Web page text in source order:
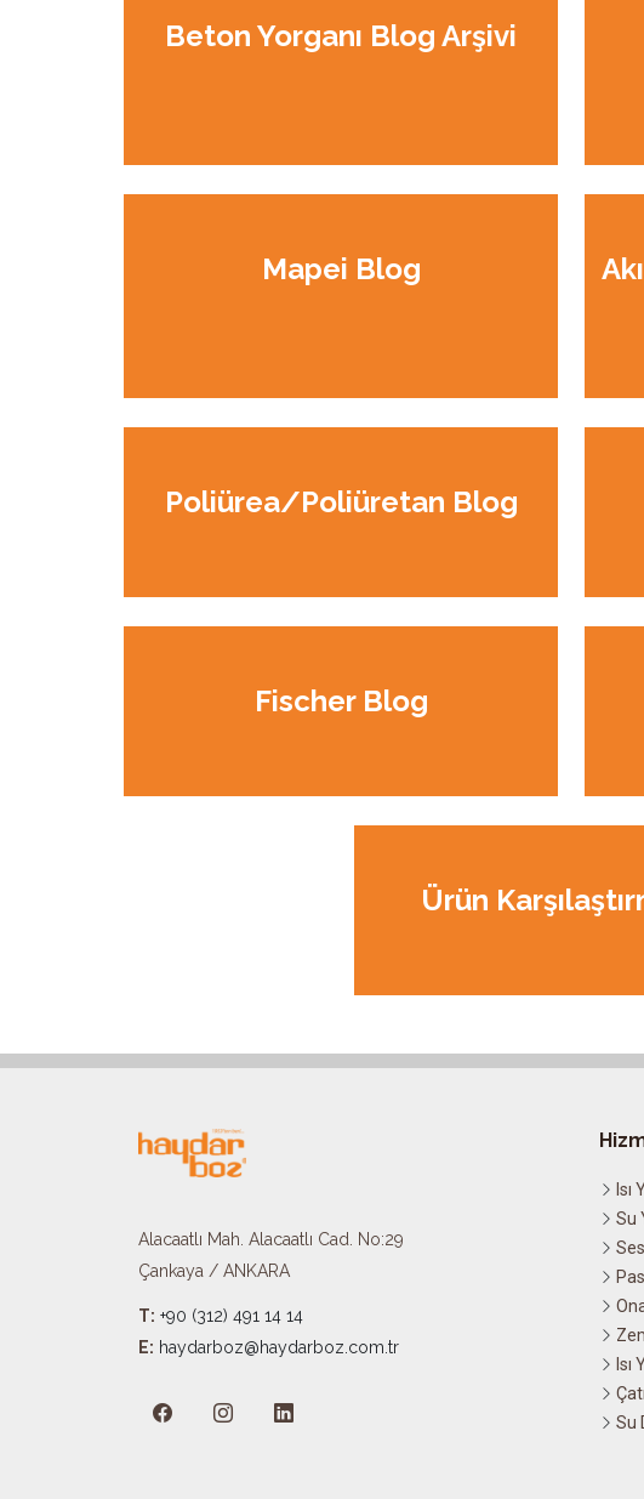
Beton Yorganı Blog Arşivi
Mapei Blog
Poliürea/Poliüretan Blog
Fischer Blog
Ürün
Alacaatlı Mah. Alacaatlı Cad. No:29
Çankaya / ANKARA
T: +90 (312) 491 14 14
E: haydarboz@haydarboz.com.tr​
Isı
Su
Ses
Isı
Su